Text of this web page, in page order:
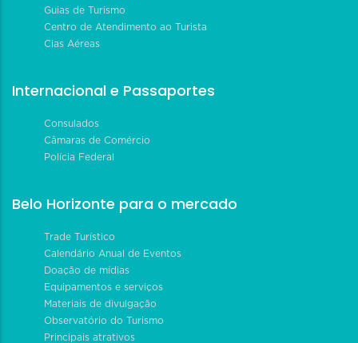
Guias de Turismo
Centro de Atendimento ao Turista
Cias Aéreas
Internacional e Passaportes
Consulados
Câmaras de Comércio
Polícia Federal
Belo Horizonte para o mercado
Trade Turístico
Calendário Anual de Eventos
Doação de mídias
Equipamentos e serviços
Materiais de divulgação
Observatório do Turismo
Principais atrativos